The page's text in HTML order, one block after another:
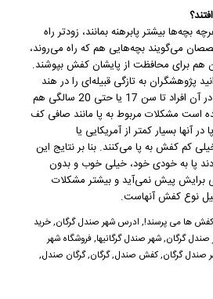
بچه‌ها بیشتر پابرهنه بمانند، زودتر راه
می‌گویند بچه‌هایی هم كه راه می‌روند،
هم برای محافظت از پایشان کفش بپوشند.
پژوهشگران به تازگی قبیله‌ای را در هند
مورد بررسی قرار داده‌اند که در آن افراد تا سن 17 یا حتی 20 سالگی هم
مشکلات مربوط به پا مانند صافی کف
آنها بسیار کمتر از آمریکایی یا
كم کفش به پا می‌كنند. بنا بر نتایج این
پا به خودی خود، خیلی خوب و بدون
برایش پیش نمی‌آید و بیشتر مشکلات
نوع کفش آنهاست.
, ادرس شهر صندل گرگان,خرید
صندل گرگان,شهر صندل گرگانیها,فروشگاه شهر
صندل گرگان,کفش صندل,گرگان,گرگان صندل,